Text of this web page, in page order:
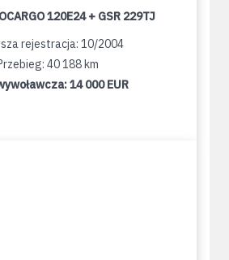
120E24 + GSR 229TJ
rejestracja: 10/2004
40 188 km
14 000 EUR